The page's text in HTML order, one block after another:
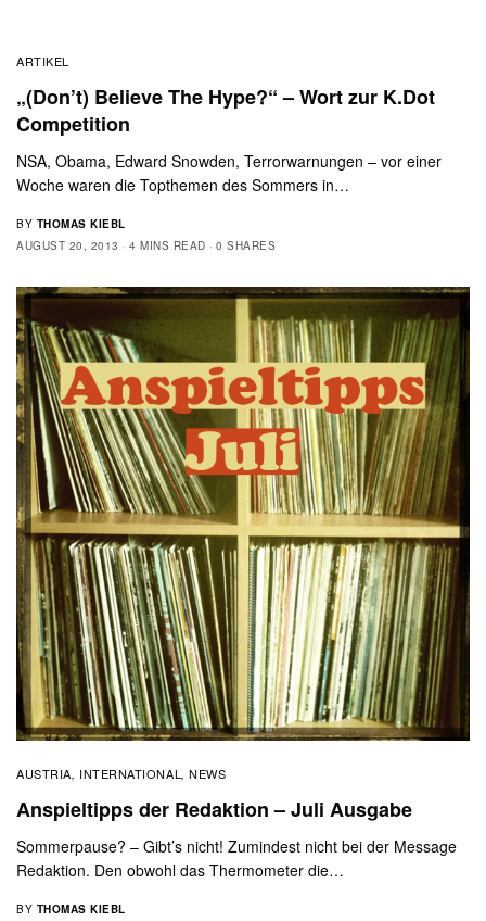
ARTIKEL
„(Don’t) Believe The Hype?“ – Wort zur K.Dot
Competition
NSA, Obama, Edward Snowden, Terrorwarnungen – vor einer
Woche waren die Topthemen des Sommers in…
BY THOMAS KIEBL
AUGUST 20, 2013
4 MINS READ 0 SHARES
AUSTRIA, INTERNATIONAL ,NEWS
Anspieltipps der Redaktion – Juli Ausgabe
Sommerpause? – Gibt’s nicht! Zumindest nicht bei der Message
Redaktion. Den obwohl das Thermometer die…
BY THOMAS KIEBL